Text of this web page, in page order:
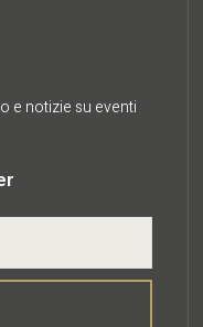
e notizie su eventi